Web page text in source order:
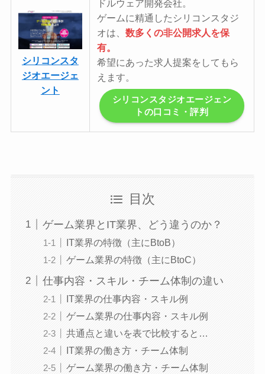
シリコンスタ
ジオエージェ
ント
ドルウェア開発会社。
ゲームに精通したシリコンスタジ
オは、 数多くの非公開求人を保
有。
希望にあった求人提案をしてもら
えます。
シリコンスタジオエージェン
トの口コミ・評判
目次
ゲーム業界とIT業界、どう違うのか？
IT業界の特徴（主にBtoB）
ゲーム業界の特徴（主にBtoC）
仕事内容・スキル・チーム体制の違い
IT業界の仕事内容・スキル例
ゲーム業界の仕事内容・スキル例
共通点と違いを表で比較すると…
IT業界の働き方・チーム体制
ゲーム業界の働き方・チーム体制